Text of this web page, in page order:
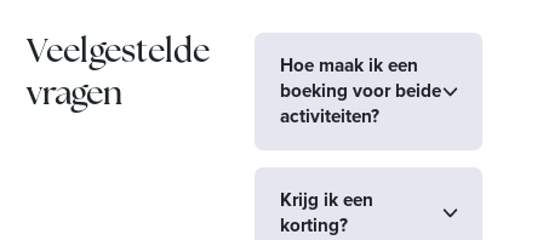
Veelgestelde
vragen
Hoe maak ik een
boeking voor beide
activiteiten?
Krijg ik een
korting?